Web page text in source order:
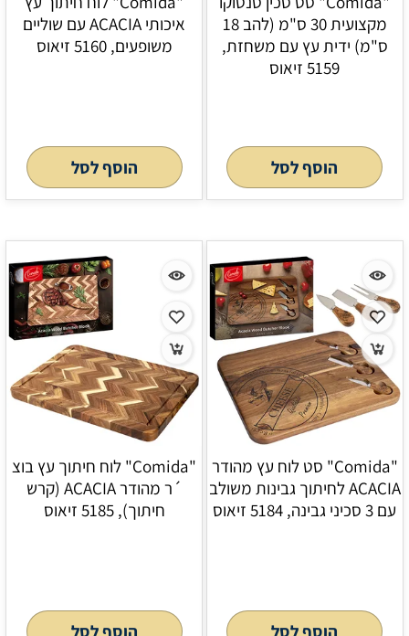
מקצועית 30 ס"מ (להב 18
ס"מ) ידית עץ עם משחזת,
5159 זיאוס
הוסף לסל
איכותי ACACIA עם שוליים
משופעים, 5160 זיאוס
הוסף לסל
"Comida" סט לוח עץ מהודר
ACACIA לחיתוך גבינות משולב
עם 3 סכיני גבינה, 5184 זיאוס
הוסף לסל
"Comida" לוח חיתוך עץ בוצ
´ר מהודר ACACIA (קרש
חיתוך), 5185 זיאוס
הוסף לסל